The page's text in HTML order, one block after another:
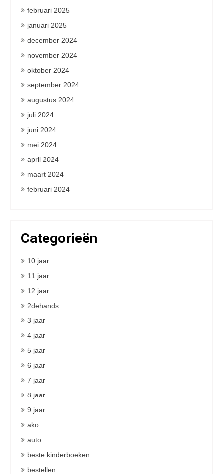
februari 2025
januari 2025
december 2024
november 2024
oktober 2024
september 2024
augustus 2024
juli 2024
juni 2024
mei 2024
april 2024
maart 2024
februari 2024
Categorieën
10 jaar
11 jaar
12 jaar
2dehands
3 jaar
4 jaar
5 jaar
6 jaar
7 jaar
8 jaar
9 jaar
ako
auto
beste kinderboeken
bestellen